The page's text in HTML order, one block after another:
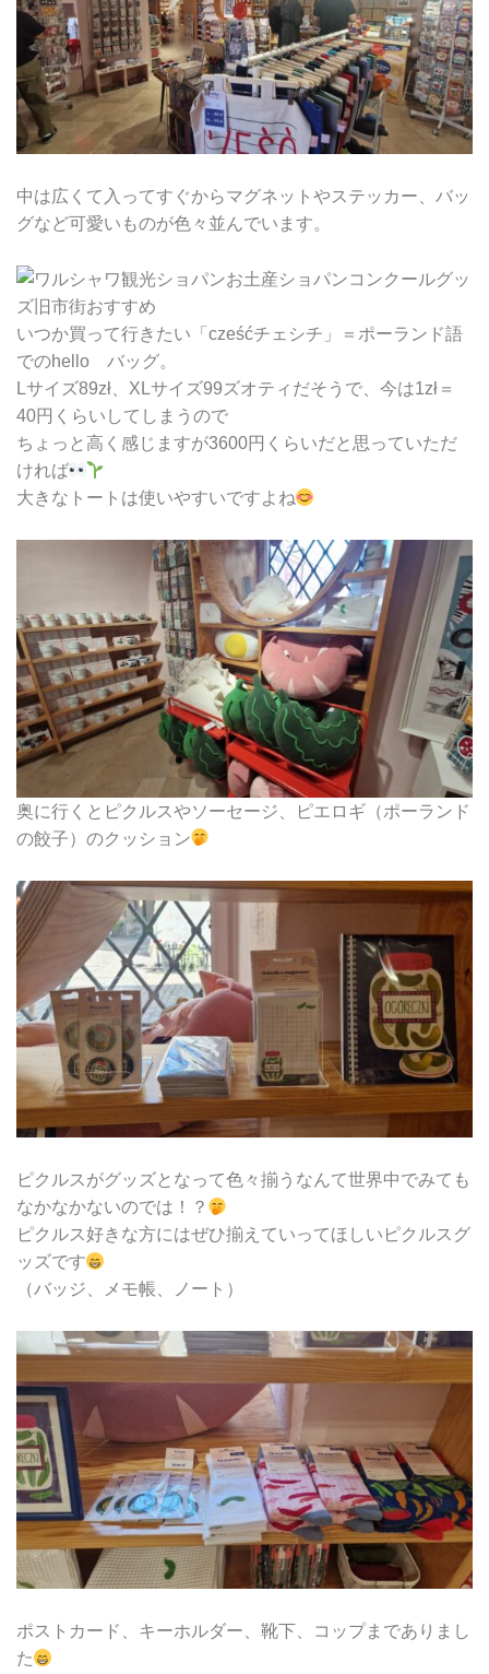
中は広くて入ってすぐからマグネットやステッカー、バッ
グなど可愛いものが色々並んでいます。
いつか買って行きたい「cześćチェシチ」＝ポーランド語
でのhello バッグ。
Lサイズ89zł、XLサイズ99ズオティだそうで、今は1zł＝
40円くらいしてしまうので
ちょっと高く感じますが3600円くらいだと思っていただ
ければ
大きなトートは使いやすいですよね
奥に行くとピクルスやソーセージ、ピエロギ（ポーランド
の餃子）のクッション
ピクルスがグッズとなって色々揃うなんて世界中でみても
なかなかないのでは！？
ピクルス好きな方にはぜひ揃えていってほしいピクルスグ
ッズです
（バッジ、メモ帳、ノート）
ポストカード、キーホルダー、靴下、コップまでありまし
た